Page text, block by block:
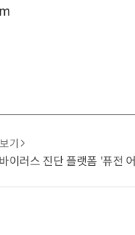
기
이러스 진단 플랫폼 '퓨전